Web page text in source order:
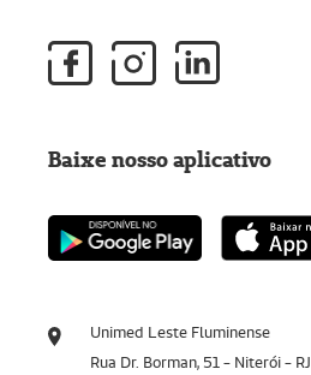
Unimed Leste Fluminense
Rua Dr. Borman, 51 - Niterói - RJ
Baixe nosso aplicativo